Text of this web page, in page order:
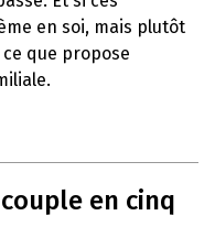
en soi, mais plutôt
ce que propose
en cinq